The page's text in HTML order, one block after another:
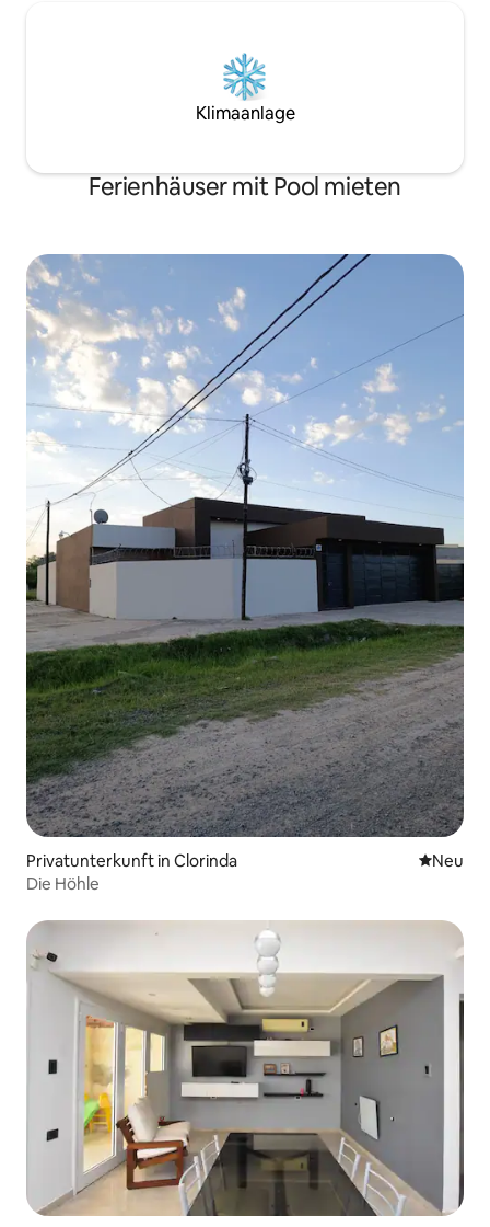
Klimaanlage
Ferienhäuser mit Pool mieten
Privatunterkunft in Clorinda Neue
Neu
Die Höhle